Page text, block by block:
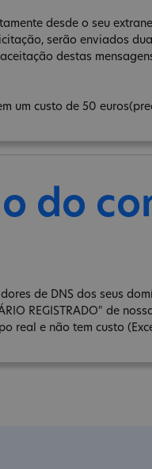
desde o seu
serão enviados
destas
um custo de 50
do
de DNS dos seus
REGISTRADO" de
real e não tem custo